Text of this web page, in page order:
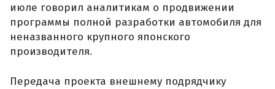
июле говорил аналитикам о продвижении
программы полной разработки автомобиля для
неназванного крупного японского
производителя.
Передача проекта внешнему подрядчику